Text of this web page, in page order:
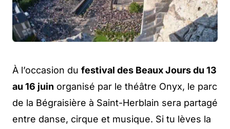
À l’occasion du festival des Beaux Jours du 13
au 16 juin organisé par le théâtre Onyx, le parc
de la Bégraisière à Saint-Herblain sera partagé
entre danse, cirque et musique. Si tu lèves la